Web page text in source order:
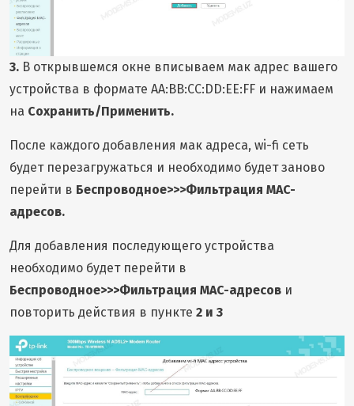
3. В открывшемся окне вписываем мак адрес вашего
устройства в формате AA:BB:CC:DD:EE:FF и нажимаем
на Сохранить/Применить.
После каждого добавления мак адреса, wi-fi сеть
будет перезагружаться и необходимо будет заново
перейти в Беспроводное>>>Фильтрация MAC-
адресов.
Для добавления последующего устройства
необходимо будет перейти в
Беспроводное>>>Фильтрация MAC-адресов и
повторить действия в пункте 2 и 3